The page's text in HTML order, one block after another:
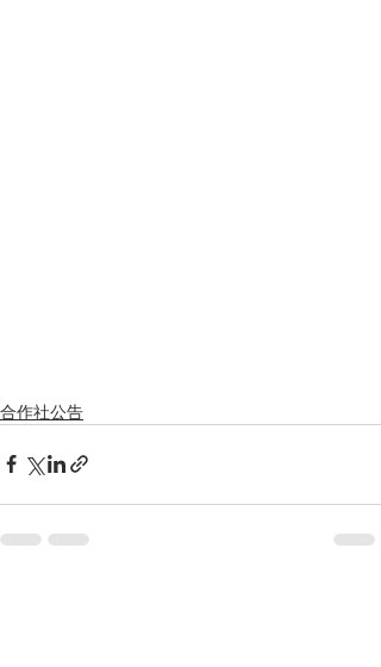
合作社公告